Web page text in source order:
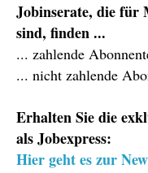
Jobinserate, die für
sind, finden ...
... zahlende
... nicht zahlende
Erhalten Sie die
als Jobexpress:
Hier geht es zur